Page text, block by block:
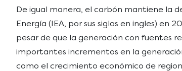
De igual manera, el carbón mantiene la
Energía (IEA, por sus siglas en ingles)
pesar de que la generación con fuentes
importantes incrementos en la
como el crecimiento económico de